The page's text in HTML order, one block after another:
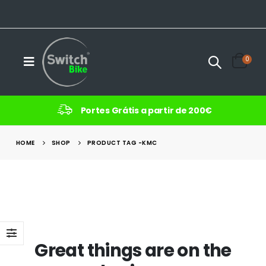
0
Portes Grátis a partir de 200€
HOME SHOP PRODUCT TAG -KMC
Great things are on the